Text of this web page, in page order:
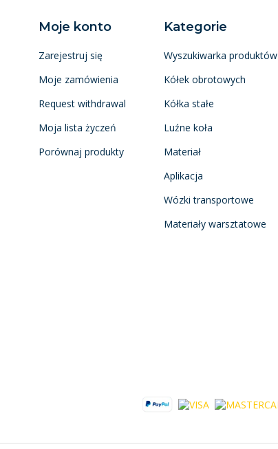
Moje konto
Zarejestruj się
Moje zamówienia
Request withdrawal
Moja lista życzeń
Porównaj produkty
Kategorie
Wyszukiwarka produktów
Kółek obrotowych
Kółka stałe
Luźne koła
Materiał
Aplikacja
Wózki transportowe
Materiały warsztatowe